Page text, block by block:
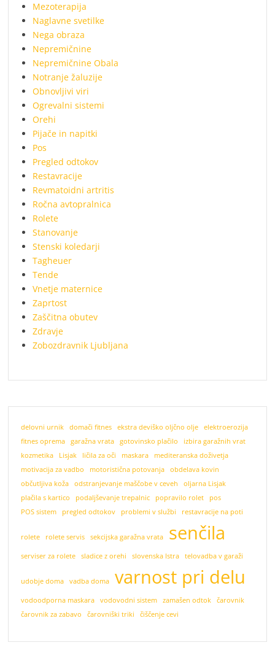
Mezoterapija
Naglavne svetilke
Nega obraza
Nepremičnine
Nepremičnine Obala
Notranje žaluzije
Obnovljivi viri
Ogrevalni sistemi
Orehi
Pijače in napitki
Pos
Pregled odtokov
Restavracije
Revmatoidni artritis
Ročna avtopralnica
Rolete
Stanovanje
Stenski koledarji
Tagheuer
Tende
Vnetje maternice
Zaprtost
Zaščitna obutev
Zdravje
Zobozdravnik Ljubljana
delovni urnik domači fitnes ekstra deviško oljčno olje
elektroerozija
fitnes oprema
garažna vrata gotovinsko plačilo
izbira garažnih vrat
kozmetika
Lisjak ličila za oči maskara
mediteranska doživetja
motivacija za vadbo
motoristična potovanja
obdelava kovin
občutljiva koža
odstranjevanje maščobe v ceveh
oljarna Lisjak
plačila s kartico
podaljševanje trepalnic popravilo rolet
pos
POS sistem
pregled odtokov problemi v službi restavracije na poti
rolete rolete servis sekcijska garažna vrata senčila
serviser za rolete sladice z orehi slovenska Istra telovadba v garaži
udobje doma vadba doma varnost pri delu
vodoodporna maskara vodovodni sistem zamašen odtok
čarovnik
čarovnik za zabavo
čarovniški triki čiščenje cevi